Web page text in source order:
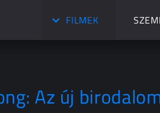
FILMEK
Az új